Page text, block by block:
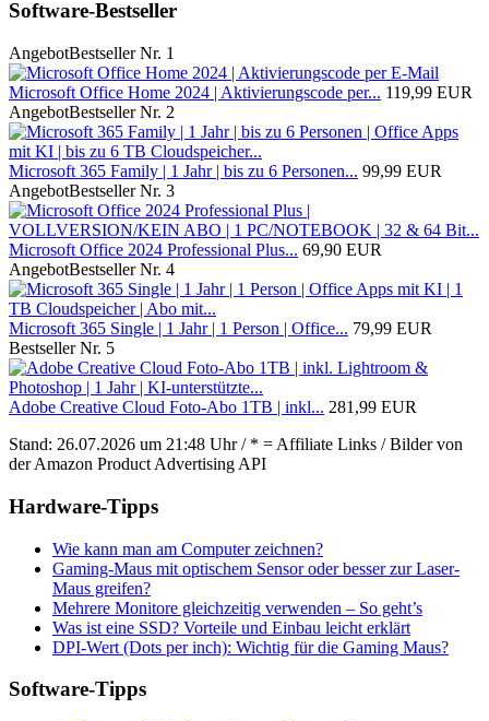
Software-Bestseller
AngebotBestseller Nr. 1
Microsoft Office Home 2024 | Aktivierungscode per... 119,99 EUR
AngebotBestseller Nr. 2
Microsoft 365 Family | 1 Jahr | bis zu 6 Personen... 99,99 EUR
AngebotBestseller Nr. 3
Microsoft Office 2024 Professional Plus... 69,90 EUR
AngebotBestseller Nr. 4
Microsoft 365 Single | 1 Jahr | 1 Person | Office... 79,99 EUR
Bestseller Nr. 5
Adobe Creative Cloud Foto-Abo 1TB | inkl... 281,99 EUR
Stand: 26.07.2026 um 21:48 Uhr / * = Affiliate Links / Bilder von
der Amazon Product Advertising API
Hardware-Tipps
Wie kann man am Computer zeichnen?
Gaming-Maus mit optischem Sensor oder besser zur Laser-
Maus greifen?
Mehrere Monitore gleichzeitig verwenden – So geht’s
Was ist eine SSD? Vorteile und Einbau leicht erklärt
DPI-Wert (Dots per inch): Wichtig für die Gaming Maus?
Software-Tipps